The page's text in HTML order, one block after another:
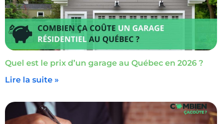
Quel est le prix d’un garage au Québec en 2026 ?
Lire la suite »